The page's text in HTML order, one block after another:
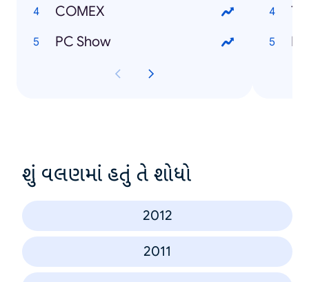
COMEX
PC Show
શું વલણમાં હતું તે શોધો
2012
2011